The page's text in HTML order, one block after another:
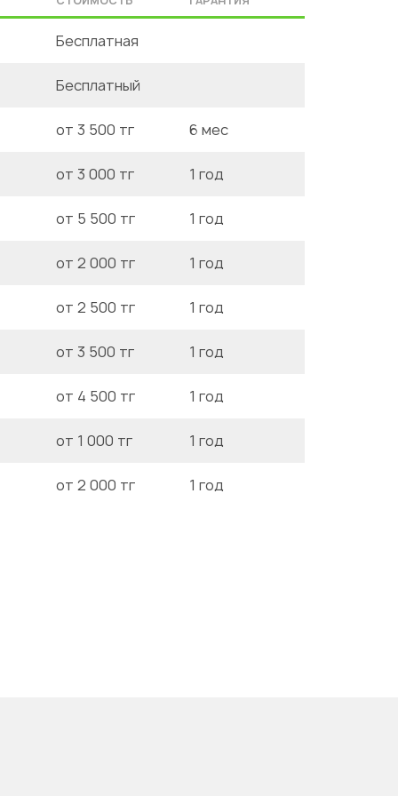
Бесплатная
Бесплатный
от 3 500 тг 6 мес
от 3 000 тг 1 год
от 5 500 тг 1 год
от 2 000 тг 1 год
от 2 500 тг 1 год
от 3 500 тг 1 год
от 4 500 тг 1 год
от 1 000 тг 1 год
от 2 000 тг 1 год